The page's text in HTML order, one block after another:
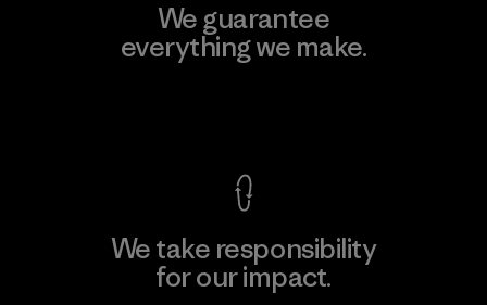
We guarantee
everything we make.
We take responsibility
for our impact.